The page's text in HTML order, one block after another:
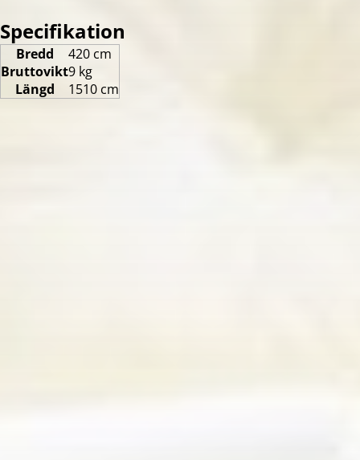
Specifikation
Bredd
420 cm
Bruttovikt9 kg
Längd
1510 cm